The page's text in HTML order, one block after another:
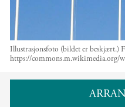
Illustrasjonsfoto (bildet er beskjært.)
https://commons.m.wikimedia.org/